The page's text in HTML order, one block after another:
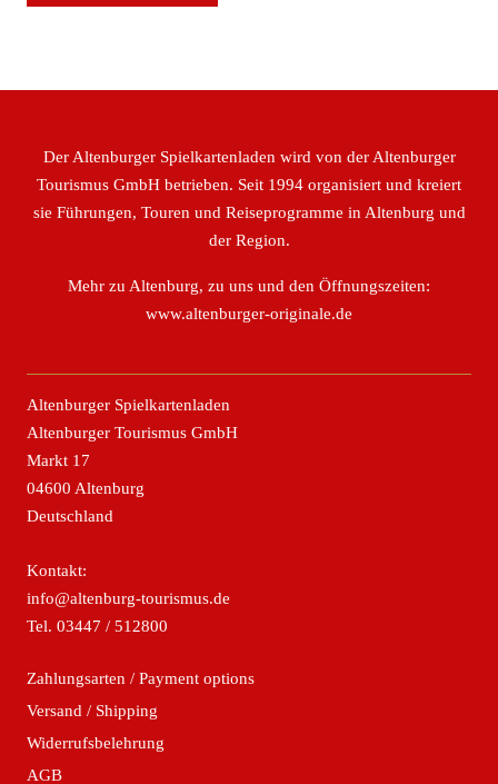
Der Altenburger Spielkartenladen wird von der Altenburger
Tourismus GmbH betrieben. Seit 1994 organisiert und kreiert
sie Führungen, Touren und Reiseprogramme in Altenburg und
der Region.
Mehr zu Altenburg, zu uns und den Öffnungszeiten:
www.altenburger-originale.de
Altenburger Spielkartenladen
Altenburger Tourismus GmbH
Markt 17
04600 Altenburg
Deutschland
Kontakt:
info@altenburg-tourismus.de
Tel. 03447 / 512800
Zahlungsarten / Payment options
Versand / Shipping
Widerrufsbelehrung
AGB